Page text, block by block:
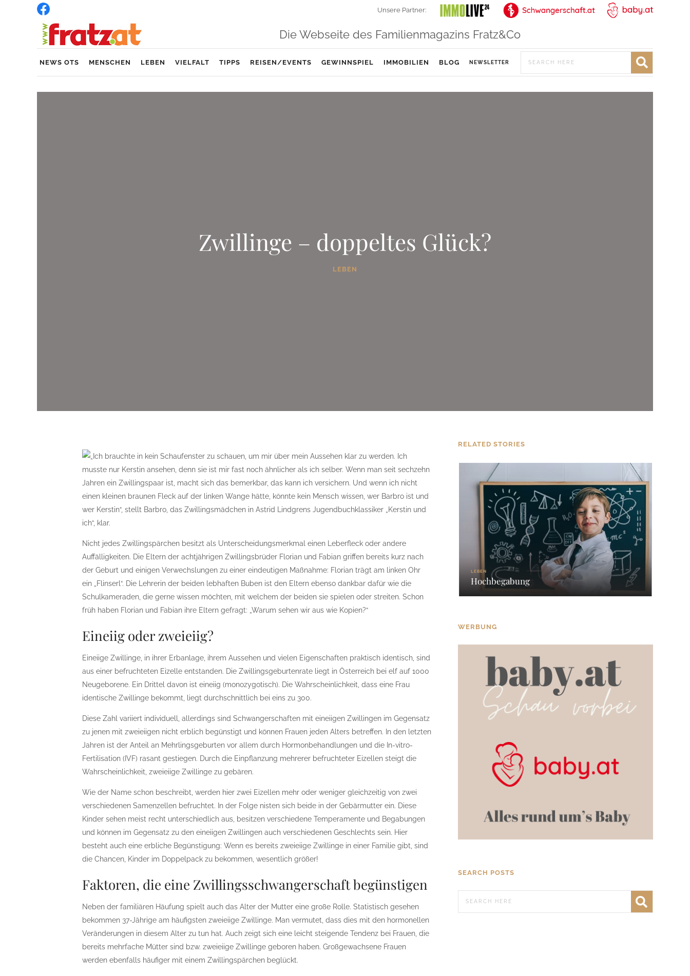
Unsere Partner:
Die Webseite des Familienmagazins Fratz&Co
NEWS OTS MENSCHEN LEBEN VIELFALT TIPPS REISEN/EVENTS GEWINNSPIEL IMMOBILIEN BLOG NEWSLETTER
Zwillinge – doppeltes Glück?
LEBEN
„Ich brauchte in kein Schaufenster zu schauen, um mir über mein Aussehen klar zu werden. Ich
musste nur Kerstin ansehen, denn sie ist mir fast noch ähnlicher als ich selber. Wenn man seit sechzehn
Jahren ein Zwillingspaar ist, macht sich das bemerkbar, das kann ich versichern. Und wenn ich nicht
einen kleinen braunen Fleck auf der linken Wange hätte, könnte kein Mensch wissen, wer Barbro ist und
wer Kerstin“, stellt Barbro, das Zwillingsmädchen in Astrid Lindgrens Jugendbuchklassiker „Kerstin und
ich“, klar.
Nicht jedes Zwillingspärchen besitzt als Unterscheidungsmerkmal einen Leberfleck oder andere
Auffälligkeiten. Die Eltern der achtjährigen Zwillingsbrüder Florian und Fabian griffen bereits kurz nach
der Geburt und einigen Verwechslungen zu einer eindeutigen Maßnahme: Florian trägt am linken Ohr
ein „Flinserl“. Die Lehrerin der beiden lebhaften Buben ist den Eltern ebenso dankbar dafür wie die
Schulkameraden, die gerne wissen möchten, mit welchem der beiden sie spielen oder streiten. Schon
früh haben Florian und Fabian ihre Eltern gefragt: „Warum sehen wir aus wie Kopien?“
Eineiig oder zweieiig?
Eineiige Zwillinge, in ihrer Erbanlage, ihrem Aussehen und vielen Eigenschaften praktisch identisch, sind
aus einer befruchteten Eizelle entstanden. Die Zwillingsgeburtenrate liegt in Österreich bei elf auf 1000
Neugeborene. Ein Drittel davon ist eineiig (monozygotisch). Die Wahrscheinlichkeit, dass eine Frau
identische Zwillinge bekommt, liegt durchschnittlich bei eins zu 300.
Diese Zahl variiert individuell, allerdings sind Schwangerschaften mit eineiigen Zwillingen im Gegensatz
zu jenen mit zweieiigen nicht erblich begünstigt und können Frauen jeden Alters betreffen. In den letzten
Jahren ist der Anteil an Mehrlingsgeburten vor allem durch Hormonbehandlungen und die In-vitro-
Fertilisation (IVF) rasant gestiegen. Durch die Einpflanzung mehrerer befruchteter Eizellen steigt die
Wahrscheinlichkeit, zweieiige Zwillinge zu gebären.
Wie der Name schon beschreibt, werden hier zwei Eizellen mehr oder weniger gleichzeitig von zwei
verschiedenen Samenzellen befruchtet. In der Folge nisten sich beide in der Gebärmutter ein. Diese
Kinder sehen meist recht unterschiedlich aus, besitzen verschiedene Temperamente und Begabungen
und können im Gegensatz zu den eineiigen Zwillingen auch verschiedenen Geschlechts sein. Hier
besteht auch eine erbliche Begünstigung: Wenn es bereits zweieiige Zwillinge in einer Familie gibt, sind
die Chancen, Kinder im Doppelpack zu bekommen, wesentlich größer!
Faktoren, die eine Zwillingsschwangerschaft begünstigen
Neben der familiären Häufung spielt auch das Alter der Mutter eine große Rolle. Statistisch gesehen
bekommen 37-Jährige am häufigsten zweieiige Zwillinge. Man vermutet, dass dies mit den hormonellen
Veränderungen in diesem Alter zu tun hat. Auch zeigt sich eine leicht steigende Tendenz bei Frauen, die
bereits mehrfache Mütter sind bzw. zweieiige Zwillinge geboren haben. Großgewachsene Frauen
werden ebenfalls häufiger mit einem Zwillingspärchen beglückt.
RELATED STORIES
LEBEN
Hochbegabung
WERBUNG
SEARCH POSTS